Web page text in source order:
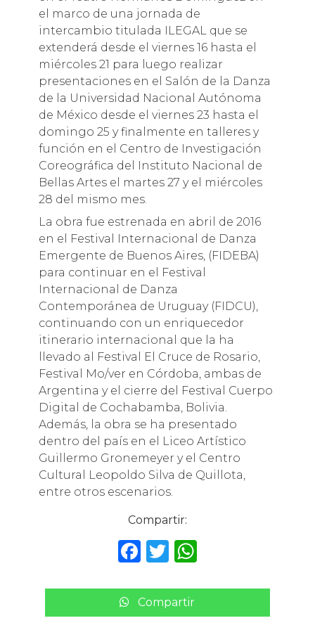
el marco de una jornada de
intercambio titulada ILEGAL que se
extenderá desde el viernes 16 hasta el
miércoles 21 para luego realizar
presentaciones en el Salón de la Danza
de la Universidad Nacional Autónoma
de México desde el viernes 23 hasta el
domingo 25 y finalmente en talleres y
función en el Centro de Investigación
Coreográfica del Instituto Nacional de
Bellas Artes el martes 27 y el miércoles
28 del mismo mes.
La obra fue estrenada en abril de 2016
en el Festival Internacional de Danza
Emergente de Buenos Aires, (FIDEBA)
para continuar en el Festival
Internacional de Danza
Contemporánea de Uruguay (FIDCU),
continuando con un enriquecedor
itinerario internacional que la ha
llevado al Festival El Cruce de Rosario,
Festival Mo/ver en Córdoba, ambas de
Argentina y el cierre del Festival Cuerpo
Digital de Cochabamba, Bolivia.
Además, la obra se ha presentado
dentro del país en el Liceo Artístico
Guillermo Gronemeyer y el Centro
Cultural Leopoldo Silva de Quillota,
entre otros escenarios.
Compartir:
F
c
e
T
it
te
W
a
ts
Compartir